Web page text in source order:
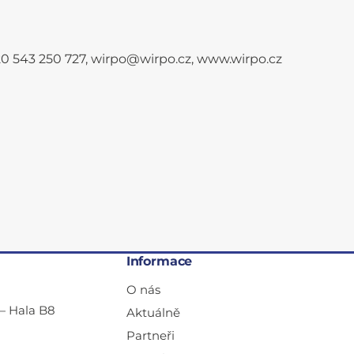
543 250 727, wirpo@wirpo.cz, www.wirpo.cz
Hala B8
Informace
O nás
Aktuálně
Partneři